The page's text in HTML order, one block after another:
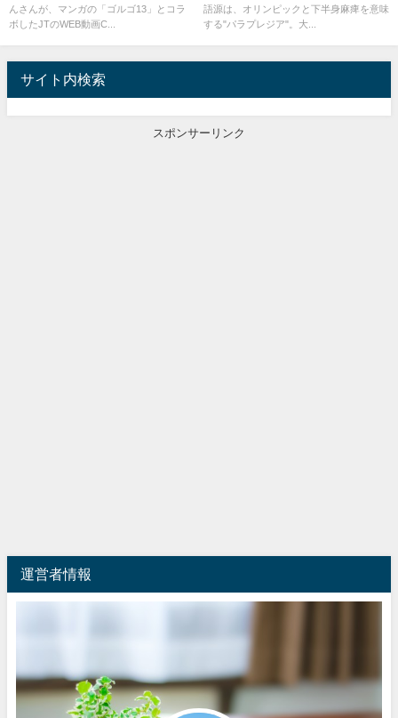
んさんが、マンガの「ゴルゴ13」とコラ
ボしたJTのWEB動画C...
語源は、オリンピックと下半身麻痺を意味
する"パラプレジア"。大...
サイト内検索
スポンサーリンク
運営者情報